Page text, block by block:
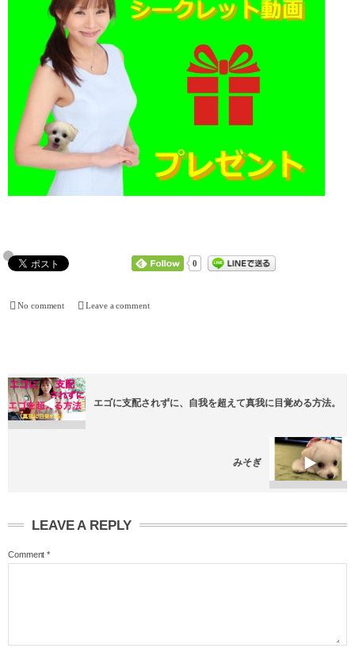
0
No comment Leave a comment
エゴに支配されずに、自我を超えて真我に目覚める方法。
みそぎ
LEAVE A REPLY
Comment *